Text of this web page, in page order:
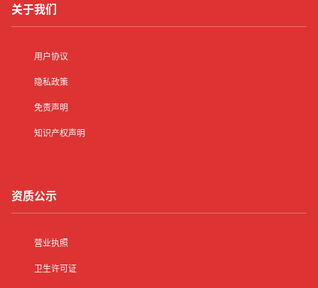
关于我们
用户协议
隐私政策
免责声明
知识产权声明
资质公示
营业执照
卫生许可证